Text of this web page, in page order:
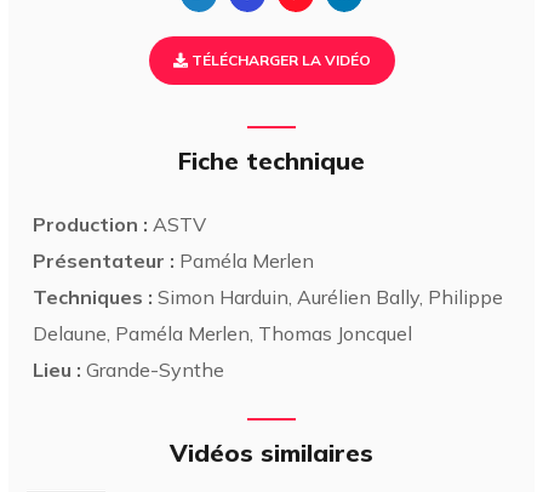
TÉLÉCHARGER LA VIDÉO
Fiche technique
Production : ASTV
Présentateur : Paméla Merlen
Techniques : Simon Harduin, Aurélien Bally, Philippe
Delaune, Paméla Merlen, Thomas Joncquel
Lieu : Grande-Synthe
Vidéos similaires